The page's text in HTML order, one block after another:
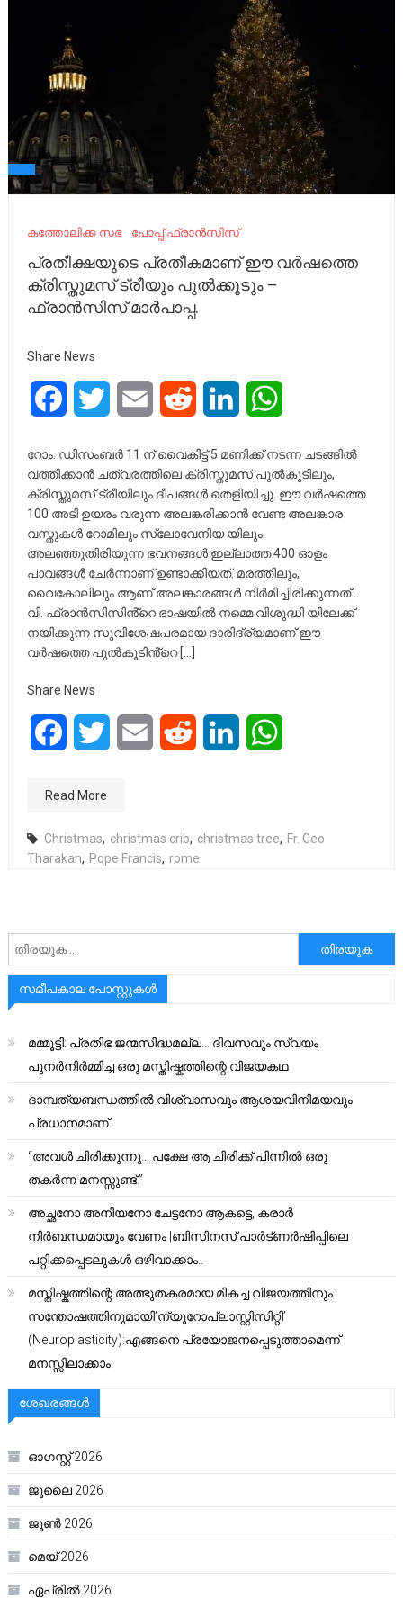
കത്തോലിക്ക സഭ പോപ്പ് ഫ്രാൻസിസ്
പ്രതീക്ഷയുടെ പ്രതീകമാണ് ഈ വർഷത്തെ
ക്രിസ്തുമസ് ട്രീയും പുൽക്കൂടും –
ഫ്രാൻസിസ് മാർപാപ്പ.
Share News
FacebookTwitter Email Reddit LinkedIn
റോം. ഡിസംബർ 11 ന് വൈകിട്ട് 5 മണിക്ക് നടന്ന ചടങ്ങിൽ
വത്തിക്കാൻ ചത്വരത്തിലെ ക്രിസ്തുമസ് പുൽകൂടിലും,
ക്രിസ്തുമസ് ട്രീയിലും ദീപങ്ങൾ തെളിയിച്ചു. ഈ വർഷത്തെ
100 അടി ഉയരം വരുന്ന അലങ്കരിക്കാൻ വേണ്ട അലങ്കാര
വസ്തുകൾ റോമിലും സ്ലോവേനിയ യിലും
അലഞ്ഞുതിരിയുന്ന ഭവനങ്ങൾ ഇല്ലാത്ത 400 ഓളം
പാവങ്ങൾ ചേർന്നാണ് ഉണ്ടാക്കിയത്. മരത്തിലും,
വൈകോലിലും ആണ് അലങ്കാരങ്ങൾ നിർമിച്ചിരിക്കുന്നത്…
വി. ഫ്രാൻസിസിൻ്റെ ഭാഷയിൽ നമ്മെ വിശുദ്ധി യിലേക്ക്
നയിക്കുന്ന സുവിശേഷപരമായ ദാരിദ്ര്യമാണ് ഈ
വർഷത്തെ പുൽകൂടിൻ്റെ […]
Share News
FacebookTwitter Email Reddit LinkedIn
Read More
Christmas, christmas crib, christmas tree, Fr. Geo
Tharakan, Pope Francis, rome
അനേഷിക്കുക
സമീപകാല പോസ്റ്റുകൾ
മമ്മൂട്ടി: പ്രതിഭ ജന്മസിദ്ധമല്ല… ദിവസവും സ്വയം
പുനർനിർമ്മിച്ച ഒരു മസ്തിഷ്കത്തിന്റെ വിജയകഥ
ദാമ്പത്യബന്ധത്തിൽ വിശ്വാസവും ആശയവിനിമയവും
പ്രധാനമാണ്.
“അവൾ ചിരിക്കുന്നു… പക്ഷേ ആ ചിരിക്ക് പിന്നിൽ ഒരു
തകർന്ന മനസ്സുണ്ട്.”
അച്ഛനോ അനിയനോ ചേട്ടനോ ആകട്ടെ, കരാർ
നിർബന്ധമായും വേണം |ബിസിനസ് പാർട്ണർഷിപ്പിലെ
പറ്റിക്കപ്പെടലുകൾ ഒഴിവാക്കാം..
മസ്തിഷ്കത്തിന്റെ അത്ഭുതകരമായ മികച്ച വിജയത്തിനും
സന്തോഷത്തിനുമായി’ന്യൂറോപ്ലാസ്റ്റിസിറ്റി’
(Neuroplasticity):എങ്ങനെ പ്രയോജനപ്പെടുത്താമെന്ന്
മനസ്സിലാക്കാം.
ശേഖരങ്ങൾ
ഓഗസ്റ്റ്‌ 2026
ജൂലൈ 2026
ജൂൺ 2026
മെയ്‌ 2026
ഏപ്രിൽ 2026